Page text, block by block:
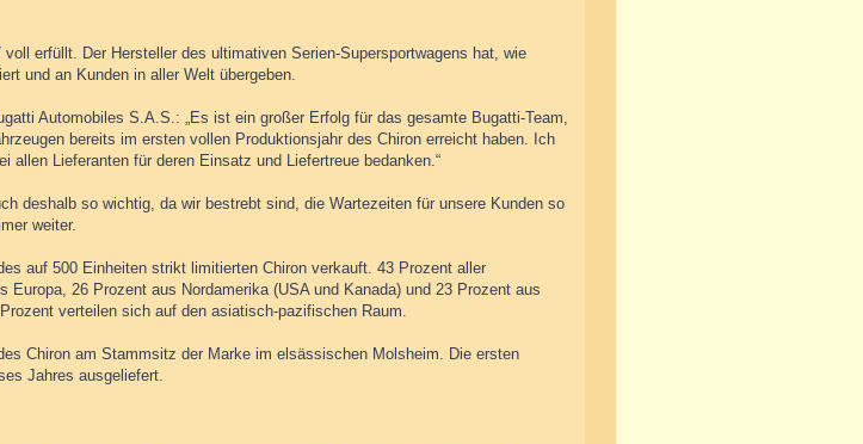
erfüllt. Der Hersteller des ultimativen Serien-Supersportwagens hat, wie
und an Kunden in aller Welt übergeben.
Automobiles S.A.S.: „Es ist ein großer Erfolg für das gesamte Bugatti-Team,
bereits im ersten vollen Produktionsjahr des Chiron erreicht haben. Ich
allen Lieferanten für deren Einsatz und Liefertreue bedanken.“
deshalb so wichtig, da wir bestrebt sind, die Wartezeiten für unsere Kunden so
weiter.
auf 500 Einheiten strikt limitierten Chiron verkauft. 43 Prozent aller
Europa, 26 Prozent aus Nordamerika (USA und Kanada) und 23 Prozent aus
verteilen sich auf den asiatisch-pazifischen Raum.
Chiron am Stammsitz der Marke im elsässischen Molsheim. Die ersten
Jahres ausgeliefert.